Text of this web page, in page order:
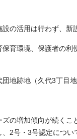
の活用は行わず、新
育環境、保護者の利
団地跡地（久代3丁目
の増加傾向が続くこ
2号・3号認定につい